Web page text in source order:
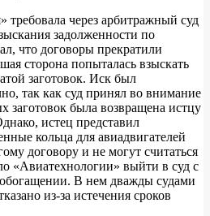
требовала через арбитражный суд
задолженности по
что договоры прекратили
сторона попыталась взыскать
заготовок. Иск был
так как суд принял во внимание
заготовок была возвращена истцу
истец представил
кольца для авиадвигателей
договору и не могут считаться
«Авиатехнологии» выйти в суд с
В нем дважды судами
из-за истечения сроков